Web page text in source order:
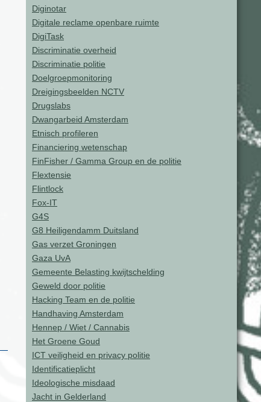
Diginotar
Digitale reclame openbare ruimte
DigiTask
Discriminatie overheid
Discriminatie politie
Doelgroepmonitoring
Dreigingsbeelden NCTV
Drugslabs
Dwangarbeid Amsterdam
Etnisch profileren
Financiering wetenschap
FinFisher / Gamma Group en de politie
Flextensie
Flintlock
Fox-IT
G4S
G8 Heiligendamm Duitsland
Gas verzet Groningen
Gaza UvA
Gemeente Belasting kwijtschelding
Geweld door politie
Hacking Team en de politie
Handhaving Amsterdam
Hennep / Wiet / Cannabis
Het Groene Goud
ICT veiligheid en privacy politie
Identificatieplicht
Ideologische misdaad
Jacht in Gelderland